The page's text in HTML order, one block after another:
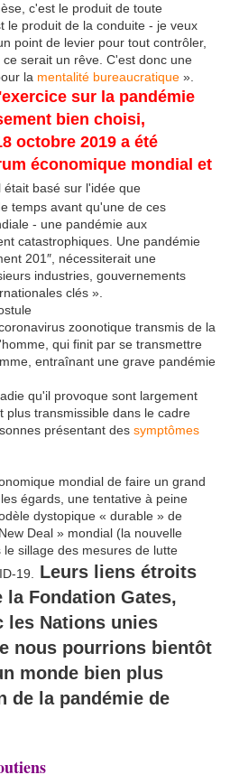
c'est le produit de toute
le produit de la conduite - je veux
point de levier pour tout contrôler,
serait un rêve. C'est donc une
la mentalité bureaucratique ».
sur la pandémie
bien choisi,
octobre 2019 a été
économique mondial et
était basé sur l'idée que
temps avant qu'une de ces
- une pandémie aux
catastrophiques. Une pandémie
201″, nécessiterait une
industries, gouvernements
clés ».
zoonotique transmis de la
qui finit par se transmettre
entraînant une grave pandémie
qu'il provoque sont largement
plus transmissible dans le cadre
présentant des symptômes
mondial de faire un grand
égards, une tentative à peine
dystopique « durable » de
Deal » mondial (la nouvelle
sillage des mesures de lutte
19.
Leurs liens étroits
Fondation Gates,
les Nations unies
nous pourrions bientôt
monde bien plus
de la pandémie de